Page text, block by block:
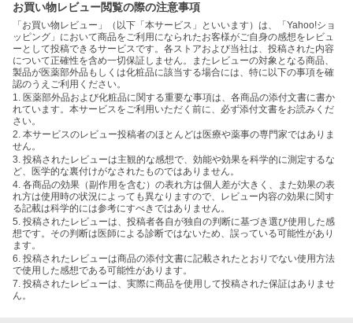
お買い物レビュー閲覧の際の注意事項
「お買い物レビュー」（以下「本サービス」といいます）は、「Yahoo!ショ
ッピング」において商品をご利用になられたお客様がご自身の感想をレビュ
ーとして投稿できるサービスです。各ストアおよび当社は、投稿された内容
について正確性を含め一切保証しません。またレビューの対象となる商品、
製品が医薬部外品もしくは化粧品に該当する場合には、特に以下の事項を確
認のうえご利用ください。
1. 医薬部外品および化粧品に関する重要な事項は、各商品の添付文書に書か
れています。本サービスをご利用いただく前に、必ず添付文書をお読みくだ
さい。
2. 本サービスのレビュー投稿者のほとんどは医療や薬事の専門家ではありま
せん。
3. 投稿されたレビューは主観的な感想で、効能や効果を科学的に測定するな
ど、医学的な裏付けがなされたものではありません。
4. 各商品の効果（副作用を含む）の表れ方は個人差が大きく、また効果の表
れ方は使用時の状況によっても異なりますので、レビュー内容の効果に関す
る記載は科学的には参考にすべきではありません。
5. 投稿されたレビューは、投稿者各自が独自の判断に基づき選び使用した感
想です。その判断は医師による診断ではないため、誤っている可能性があり
ます。
6. 投稿されたレビューは商品の添付文書に記載されたとおりでない使用方法
で使用した感想である可能性があります。
7. 投稿されたレビューは、実際に商品を使用して投稿された保証はありませ
ん。